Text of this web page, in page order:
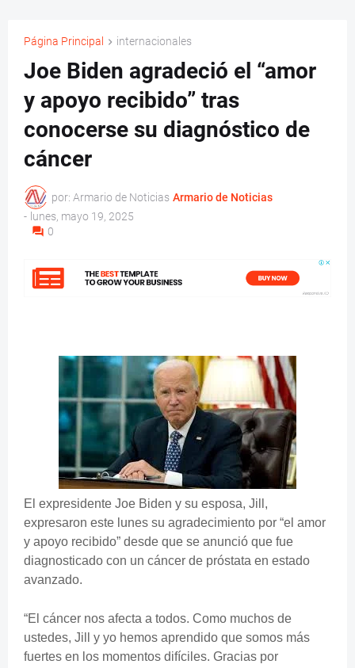
Página Principal internacionales
Joe Biden agradeció el “amor
y apoyo recibido” tras
conocerse su diagnóstico de
cáncer
por: Armario de Noticias Armario de Noticias
- lunes, mayo 19, 2025
0
El expresidente Joe Biden y su esposa, Jill,
expresaron este lunes su agradecimiento por “el amor
y apoyo recibido” desde que se anunció que fue
diagnosticado con un cáncer de próstata en estado
avanzado.
“El cáncer nos afecta a todos. Como muchos de
ustedes, Jill y yo hemos aprendido que somos más
fuertes en los momentos difíciles. Gracias por